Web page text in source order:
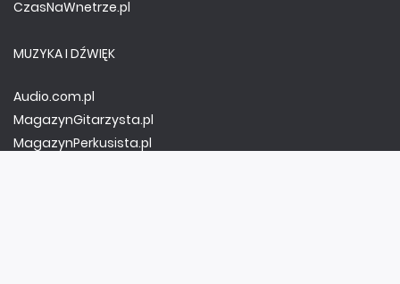
CzasNaWnetrze.pl
MUZYKA I DŹWIĘK
Audio.com.pl
MagazynGitarzysta.pl
MagazynPerkusista.pl